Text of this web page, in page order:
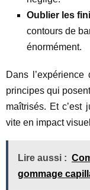
Oublier les
contours de
énormément.
Dans
principes qui
maîtrisés. Et c’est
vite en impact
Lire aussi :
gommage